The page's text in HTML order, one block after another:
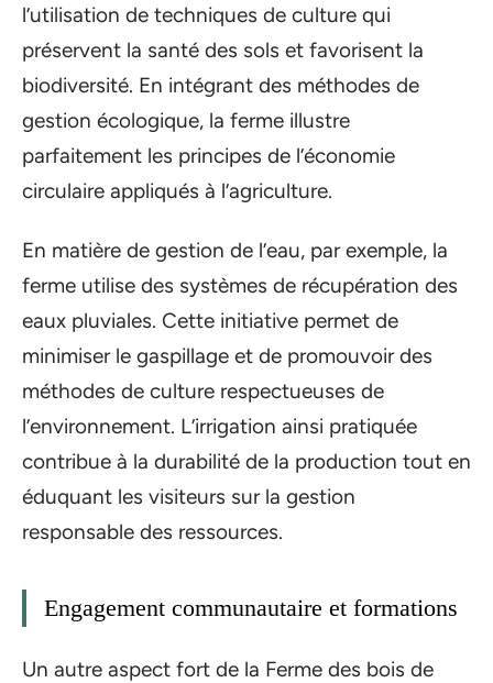
l’utilisation de techniques de culture qui
préservent la santé des sols et favorisent la
biodiversité. En intégrant des méthodes de
gestion écologique, la ferme illustre
parfaitement les principes de l’économie
circulaire appliqués à l’agriculture.
En matière de gestion de l’eau, par exemple, la
ferme utilise des systèmes de récupération des
eaux pluviales. Cette initiative permet de
minimiser le gaspillage et de promouvoir des
méthodes de culture respectueuses de
l’environnement. L’irrigation ainsi pratiquée
contribue à la durabilité de la production tout en
éduquant les visiteurs sur la gestion
responsable des ressources.
Engagement communautaire et formations
Un autre aspect fort de la Ferme des bois de